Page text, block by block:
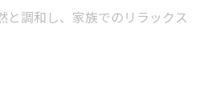
と調和し、家族でのリラックス